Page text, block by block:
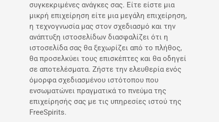
συγκεκριμένες ανάγκες σας. Είτε είστε μια
μικρή επιχείρηση είτε μια μεγάλη επιχείρηση,
η τεχνογνωσία μας στον σχεδιασμό και την
ανάπτυξη ιστοσελίδων διασφαλίζει ότι η
ιστοσελίδα σας θα ξεχωρίζει από το πλήθος,
θα προσελκύει τους επισκέπτες και θα οδηγεί
σε αποτελέσματα. Ζήστε την ελευθερία ενός
όμορφα σχεδιασμένου ιστότοπου που
ενσωματώνει πραγματικά το πνεύμα της
επιχείρησής σας με τις υπηρεσίες ιστού της
FreeSpirits.